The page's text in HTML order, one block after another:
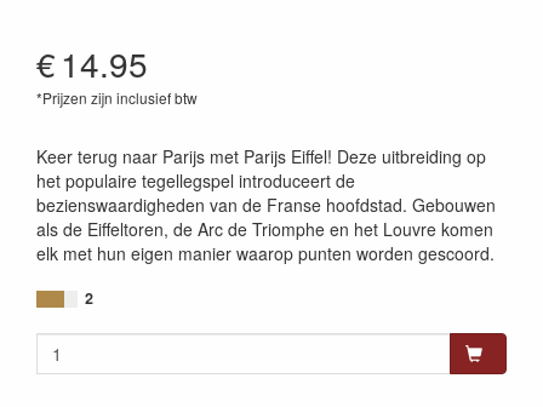
€14.95
*Prijzen zijn inclusief btw
Keer terug naar Parijs met Parijs Eiffel! Deze uitbreiding op
het populaire tegellegspel introduceert de
bezienswaardigheden van de Franse hoofdstad. Gebouwen
als de Eiffeltoren, de Arc de Triomphe en het Louvre komen
elk met hun eigen manier waarop punten worden gescoord.
2